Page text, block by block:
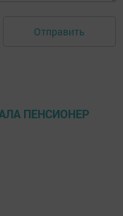
Отправить
ПЕНСИОНЕР